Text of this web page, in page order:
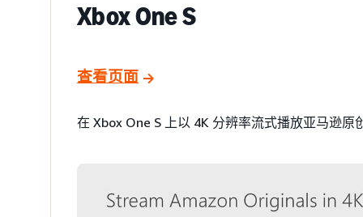
Xbox One S
查看页面
在 Xbox One S 上以 4K 分辨率流式播放亚马逊原